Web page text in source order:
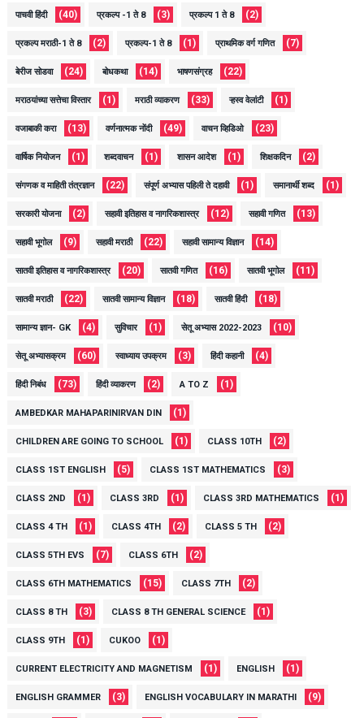
पाचवी हिंदी (40) प्रकल्प -1 ते 8 (3) प्रकल्प 1 ते 8 (2)
प्रकल्प मराठी-1 ते 8 (2) प्रकल्प-1 ते 8 (1) प्राथमिक वर्ग गणित (7)
बेरीज सोडवा (24) बोधकथा (14) भाषणसंग्रह (22)
मराठयांच्या सत्तेचा विस्तार (1) मराठी व्याकरण (33) ऱ्हस्व वेलांटी (1)
वजाबाकी करा (13) वर्णनात्मक नोंदी (49) वाचन व्हिडिओ (23)
वार्षिक नियोजन (1) शब्दवाचन (1) शासन आदेश (1) शिक्षकदिन (2)
संगणक व माहिती तंत्रज्ञान (22) संपूर्ण अभ्यास पहिली ते दहावी (1) समानार्थी शब्द (1)
सरकारी योजना (2) सहावी इतिहास व नागरिकशास्त्र (12) सहावी गणित (13)
सहावी भूगोल (9) सहावी मराठी (22) सहावी सामान्य विज्ञान (14)
सातवी इतिहास व नागरिकशास्त्र (20) सातवी गणित (16) सातवी भूगोल (11)
सातवी मराठी (22) सातवी सामान्य विज्ञान (18) सातवी हिंदी (18)
सामान्य ज्ञान- GK (4) सुविचार (1) सेतू अभ्यास 2022-2023 (10)
सेतू अभ्यासक्रम (60) स्वाध्याय उपक्रम (3) हिंदी कहानी (4)
हिंदी निबंध (73) हिंदी व्याकरण (2) A TO Z (1)
AMBEDKAR MAHAPARINIRVAN DIN (1)
CHILDREN ARE GOING TO SCHOOL (1) CLASS 10TH (2)
CLASS 1ST ENGLISH (5) CLASS 1ST MATHEMATICS (3)
CLASS 2ND (1) CLASS 3RD (1) CLASS 3RD MATHEMATICS (1)
CLASS 4 TH (1) CLASS 4TH (2) CLASS 5 TH (2)
CLASS 5TH EVS (7) CLASS 6TH (2)
CLASS 6TH MATHEMATICS (15) CLASS 7TH (2)
CLASS 8 TH (3) CLASS 8 TH GENERAL SCIENCE (1)
CLASS 9TH (1) CUKOO (1)
CURRENT ELECTRICITY AND MAGNETISM (1) ENGLISH (1)
ENGLISH GRAMMER (3) ENGLISH VOCABULARY IN MARATHI (9)